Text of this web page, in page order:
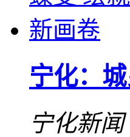
宁化：
宁化新闻